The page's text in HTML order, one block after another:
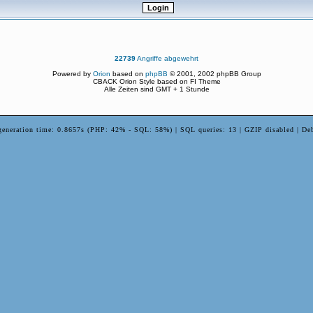
22739Angriffe abgewehrt
Powered by Orion based on phpBB © 2001, 2002 phpBB Group
CBACK Orion Style based on FI Theme
Alle Zeiten sind GMT + 1 Stunde
time: 0.8657s (PHP: 42% - SQL: 58%) | SQL queries: 13 | GZIP disabled |